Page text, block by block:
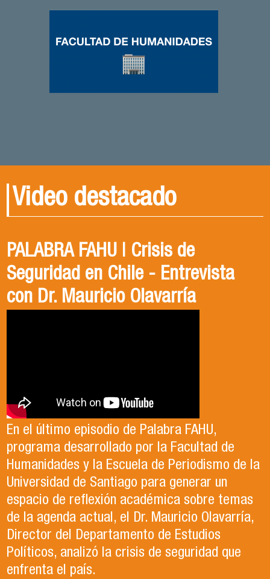
Video destacado
PALABRA FAHU | Crisis de
Seguridad en Chile - Entrevista
con Dr. Mauricio Olavarría
En el último episodio de Palabra FAHU,
programa desarrollado por la Facultad de
Humanidades y la Escuela de Periodismo de la
Universidad de Santiago para generar un
espacio de reflexión académica sobre temas
de la agenda actual, el Dr. Mauricio Olavarría,
Director del Departamento de Estudios
Políticos, analizó la crisis de seguridad que
enfrenta el país.
Egresados Internacionales en
Acción: Antonia Abarca
Antonia egresó de la Licenciatura en Estudios
Internacionales de la Universidad de Santiago
en el año 2023. Actualmente, trabaja en lo que
ella describe como el trabajo de sus sueños
en la Organización de las Naciones Unidas para
la Alimentación y la Agricultura (FAO).
Revive el XIV Congreso Chileno de
Ciencia Política 2023
El Departamento de Estudios Políticos, en
colaboración con la Asociación Chilena de
Ciencia Política (ACCP), fue el organizador del
exitoso Congreso que recientemente tuvo
lugar en la Universidad de Santiago. Durante el
evento, se llevaron a cabo paneles de
conversación, reflexión y debate sobre el
contexto político y académico nacional.
Puedes revisar los paneles en el apartado
"Congreso ACCP" de la página web.